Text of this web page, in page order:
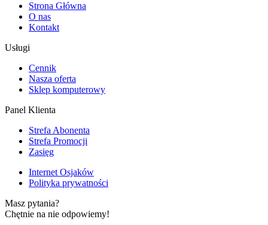
Strona Główna
O nas
Kontakt
Usługi
Cennik
Nasza oferta
Sklep komputerowy
Panel Klienta
Strefa Abonenta
Strefa Promocji
Zasięg
Internet Osjaków
Polityka prywatności
Masz pytania?
Chętnie na nie odpowiemy!